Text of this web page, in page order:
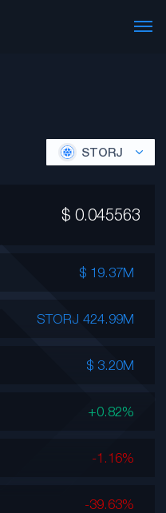
STORJ
$ 0.045563
$ 19.37M
STORJ 424.99M
$ 3.20M
+0.82%
-1.16%
-39.63%